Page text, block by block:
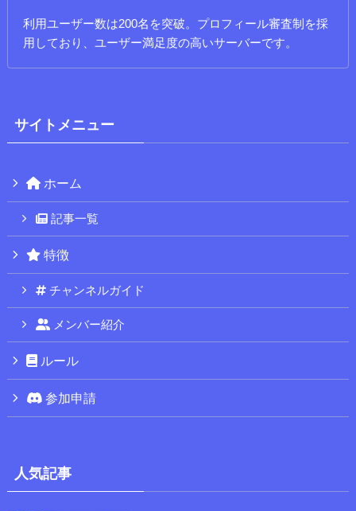
利用ユーザー数は200名を突破。プロフィール審査制を採
用しており、ユーザー満足度の高いサーバーです。
サイトメニュー
ホーム
記事一覧
特徴
チャンネルガイド
メンバー紹介
ルール
参加申請
人気記事